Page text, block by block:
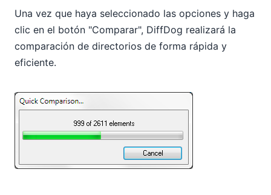
Una vez que haya seleccionado las opciones y haga
clic en el botón "Comparar", DiffDog realizará la
comparación de directorios de forma rápida y
eficiente.